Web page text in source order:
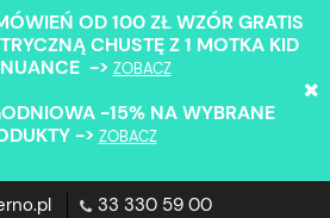
OD 100 ZŁ WZÓR GRATIS
CHUSTĘ Z 1 MOTKA KID
-> ZOBACZ
-15% NA WYBRANE
-> ZOBACZ
33 330 59 00